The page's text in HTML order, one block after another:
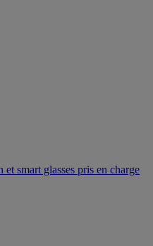
et smart glasses pris en charge